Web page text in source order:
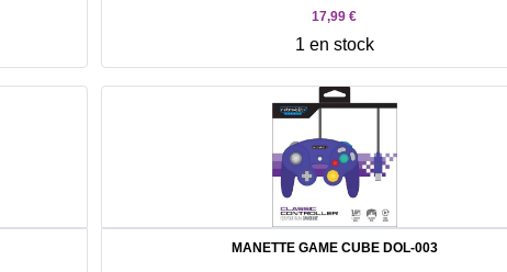
17,99 €
1 en stock
MANETTE GAME CUBE DOL-003